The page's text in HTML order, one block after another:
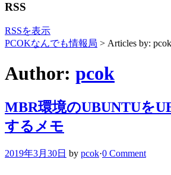
RSS
RSSを表示
PCOKなんでも情報局 > Articles by: pcok
Author: pcok
MBR環境のUBUNTUを
するメモ
2019年3月30日 by pcok·0 Comment